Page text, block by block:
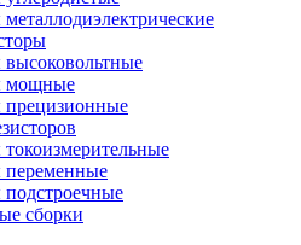
высоковольтные
мощные
прецизионные
токоизмерительные
переменные
подстроечные
сборки